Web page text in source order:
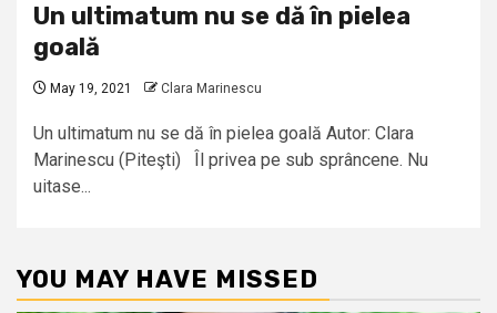
Un ultimatum nu se dă în pielea
goală
May 19, 2021 Clara Marinescu
Un ultimatum nu se dă în pielea goală Autor: Clara
Marinescu (Piteşti) Îl privea pe sub sprâncene. Nu
uitase...
YOU MAY HAVE MISSED